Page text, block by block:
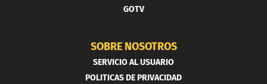
GOTV
SOBRE NOSOTROS
SERVICIO AL USUARIO
POLITICAS DE PRIVACIDAD